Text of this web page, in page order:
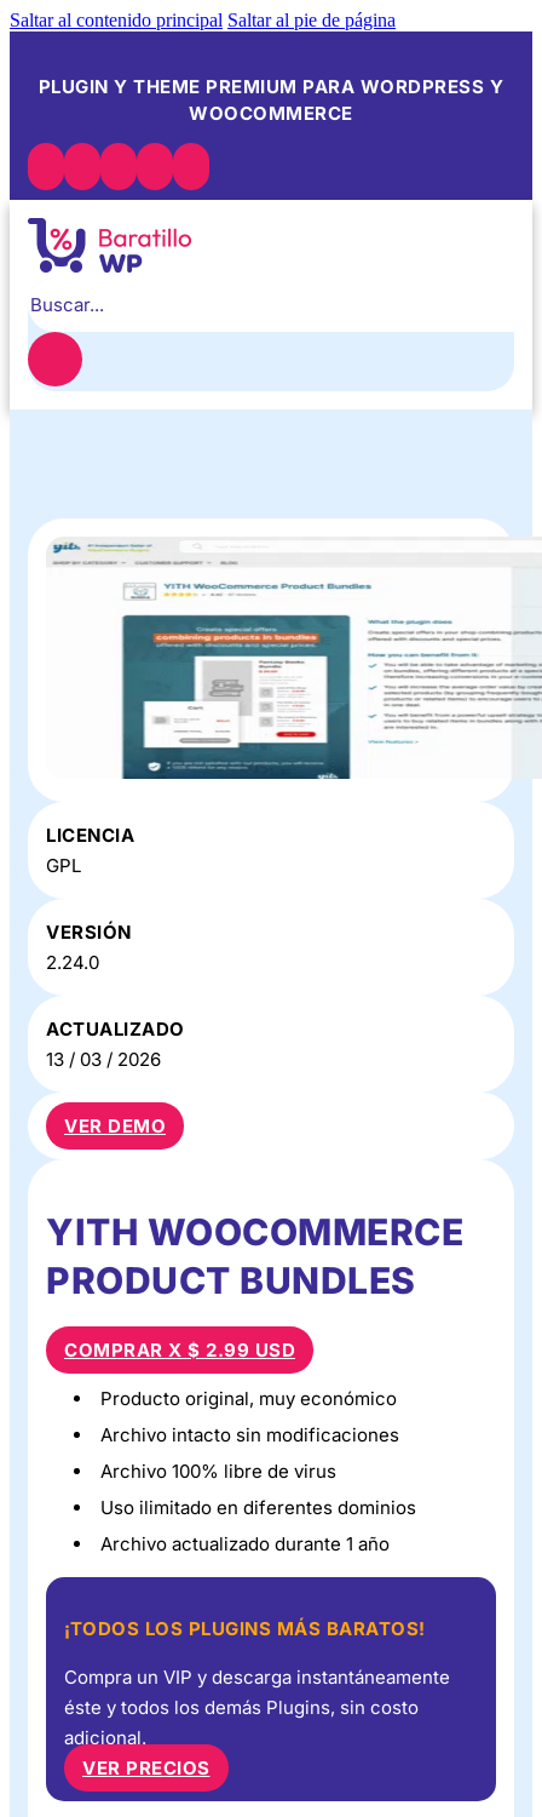
Saltar al contenido principal Saltar al pie de página
PLUGIN Y THEME PREMIUM PARA WORDPRESS Y
WOOCOMMERCE
Bundles» en Baratillo WP
LICENCIA
GPL
VERSIÓN
2.24.0
ACTUALIZADO
13 / 03 / 2026
VER DEMO
YITH WOOCOMMERCE
PRODUCT BUNDLES
COMPRAR X $ 2.99 USD
Producto original, muy económico
Archivo intacto sin modificaciones
Archivo 100% libre de virus
Uso ilimitado en diferentes dominios
Archivo actualizado durante 1 año
¡TODOS LOS PLUGINS MÁS BARATOS!
Compra un VIP y descarga instantáneamente
éste y todos los demás Plugins, sin costo
adicional.
VER PRECIOS